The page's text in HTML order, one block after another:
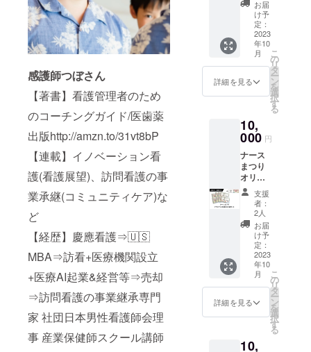
感護師つぼさん
【著書】看護管理者のため
のコーチングガイド/医歯薬
出版http://amzn.to/31vt8bP
【連載】イノベーション看
護(看護展望)、訪問看護の事
業承継(コミュニティケア)な
ど
【経歴】慶應看護⇒🇺🇸
MBA⇒訪看+医療機関設立
+医療AI起業&経営等⇒売却
⇒訪問看護の事業継承専門
家 社団日本男性看護師会理
事 産業保健師スクール講師
ま
す。）
の花の
蜜で
す。
日(土)
15日
(日)、両
日参加
いただ
けま
す。メ
ズビル
東京
ザ・グ
リーン
ホール
2F 第
２会
場：
Studio
C※会場
での受
け渡し
を希望
の場合
は備考
欄にそ
の旨を
選びく
ださ
い。お
届けは
10月末
の予定
です。
お届
け予
定：
2023
年10
月
詳細を見る
こ
の
リ
タ
ー
ン
を
選
択
す
る
10,
000 円
ナース
まつり
オリジ
ナル和
漢茶10
個セッ
ト （漢
方の味
がダイ
レクト
に味わ
える和
漢茶で
す。）
+『ナー
ス祭チ
ト』1名
支援
者：
2人
お届
け予
定：
2023
年10
月
詳細を見る
こ
の
リ
タ
ー
ン
を
選
択
す
る
10,